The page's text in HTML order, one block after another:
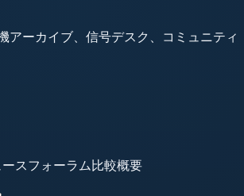
アーカイブ、信号デスク、コミュニティ
スフォーラム比較概要